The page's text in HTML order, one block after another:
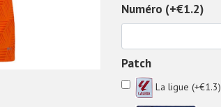
Numéro (+€1.2)
Patch
La ligue (+€1.3)